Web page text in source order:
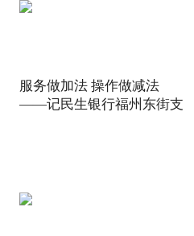
服务做加法 操作做减法
——记民生银行福州东街支